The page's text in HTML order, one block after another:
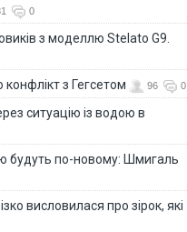
0
з моделлю Stelato G9.
конфлікт з Гегсетом 96 0
ситуацію із водою в
будуть по-новому: Шмигаль
висловилася про зірок, які